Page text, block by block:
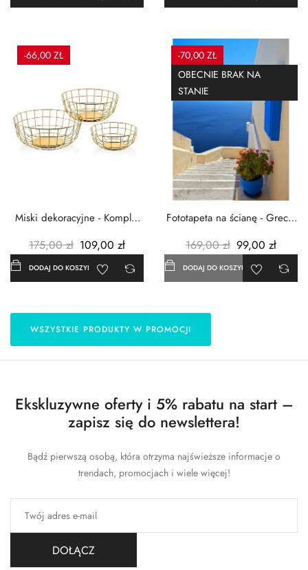
-66,00 ZŁ
Miski dekoracyjne - Komplet
175,00 zł 109,00 zł
DODAJ DO KOSZYKA
-70,00 ZŁ
OBECNIE BRAK NA
STANIE
Fototapeta na ścianę - Grecja
169,00 zł 99,00 zł
DODAJ DO KOSZYKA
WSZYSTKIE PRODUKTY W PROMOCJI
Ekskluzywne oferty i 5% rabatu na start –
zapisz się do newslettera!
Bądź pierwszą osobą, która otrzyma najświeższe informacje o
trendach, promocjach i wiele więcej!
DOŁĄCZ